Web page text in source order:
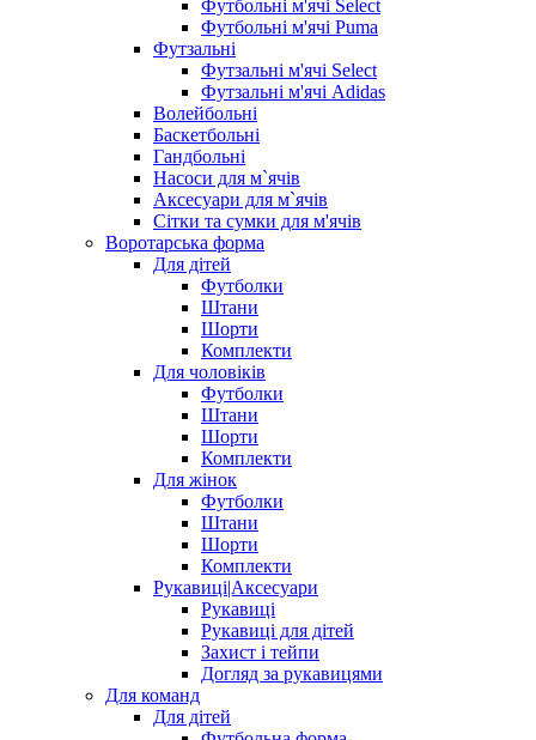
Футбольні м'ячі Select
Футбольні м'ячі Puma
Футзальні
Футзальні м'ячі Select
Футзальні м'ячі Adidas
Волейбольні
Баскетбольні
Гандбольні
Насоси для м`ячів
Аксесуари для м`ячів
Сітки та сумки для м'ячів
Воротарська форма
Для дітей
Футболки
Штани
Шорти
Комплекти
Для чоловіків
Футболки
Штани
Шорти
Комплекти
Для жінок
Футболки
Штани
Шорти
Комплекти
Рукавиці|Аксесуари
Рукавиці
Рукавиці для дітей
Захист і тейпи
Догляд за рукавицями
Для команд
Для дітей